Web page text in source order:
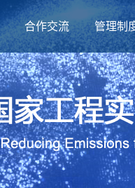
合作交流 管理制